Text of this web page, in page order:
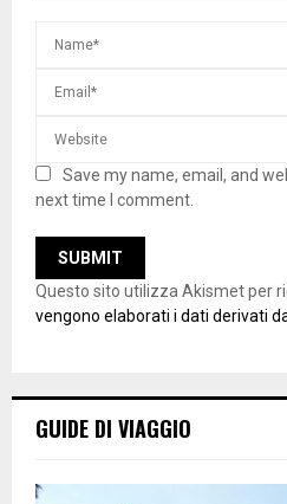
Save my name, email, and
next time I comment.
Questo sito utilizza Akismet per
vengono elaborati i dati derivati
GUIDE DI VIAGGIO